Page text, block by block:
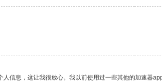
信息，这让我很放心。我以前使用过一些其他的加速器